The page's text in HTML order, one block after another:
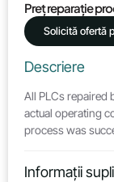
Preț reparație
Solicită ofertă
Descriere
All PLCs repaired
actual operating
process was
Informații